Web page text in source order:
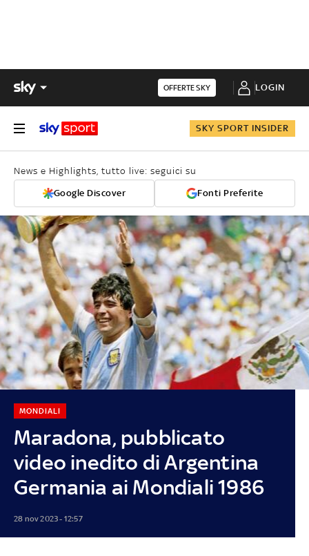
OFFERTE SKY LOGIN
SKY SPORT INSIDER
News e Highlights, tutto live: seguici su
Google Discover Fonti Preferite
Maradona, pubblicato
video inedito di Argentina
Germania ai Mondiali 1986
MONDIALI
28 nov 2023 - 12:57